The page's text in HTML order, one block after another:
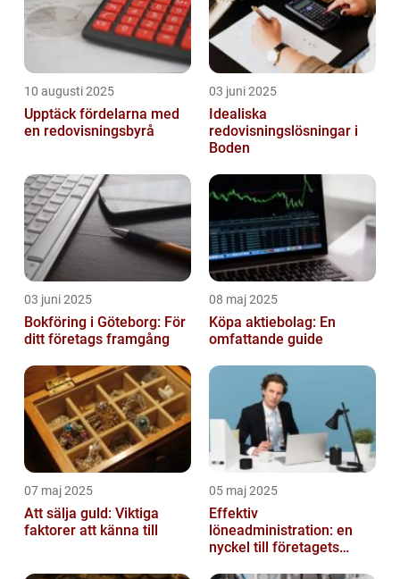
10 augusti 2025
Upptäck fördelarna med
en redovisningsbyrå
03 juni 2025
Idealiska
redovisningslösningar i
Boden
03 juni 2025
Bokföring i Göteborg: För
ditt företags framgång
08 maj 2025
Köpa aktiebolag: En
omfattande guide
07 maj 2025
Att sälja guld: Viktiga
faktorer att känna till
05 maj 2025
Effektiv
löneadministration: en
nyckel till företagets